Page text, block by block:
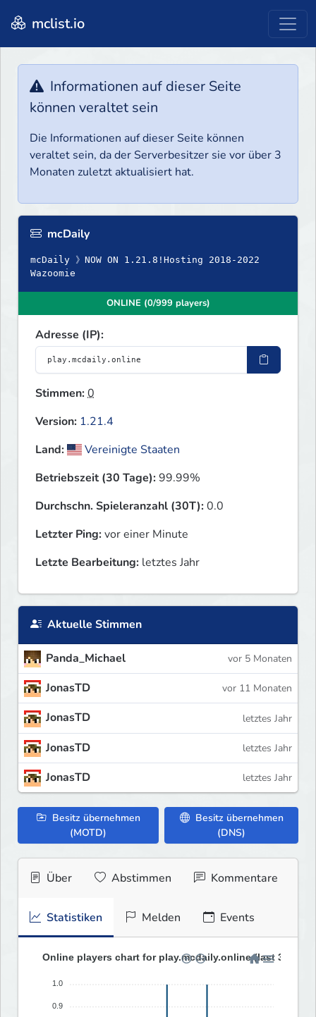
mclist.io
Informationen auf dieser Seite
können veraltet sein
Die Informationen auf dieser Seite können
veraltet sein, da der Serverbesitzer sie vor über 3
Monaten zuletzt aktualisiert hat.
mcDaily
mcDaily 》NOW ON 1.21.8!Hosting 2018-2022
Wazoomie
ONLINE (0/999 players)
Adresse (IP):
Stimmen:0
Version: 1.21.4
Land:
Vereinigte Staaten
Betriebszeit (30 Tage):99.99%
Durchschn. Spieleranzahl (30T):0.0
Letzter Ping:vor einer Minute
Letzte Bearbeitung: letztes Jahr
Aktuelle Stimmen
Panda_Michael vor 5 Monaten
JonasTD vor 11 Monaten
JonasTD letztes Jahr
JonasTD letztes Jahr
JonasTD letztes Jahr
Besitz übernehmen
(MOTD)
Besitz übernehmen
(DNS)
Über Abstimmen Kommentare
Statistiken Melden Events
Online players chart for play.mcdaily.online (last 30
1.0
0.9